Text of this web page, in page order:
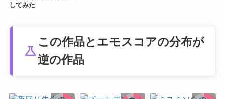
してみた
science
この作品とエモスコアの分布が
逆の作品